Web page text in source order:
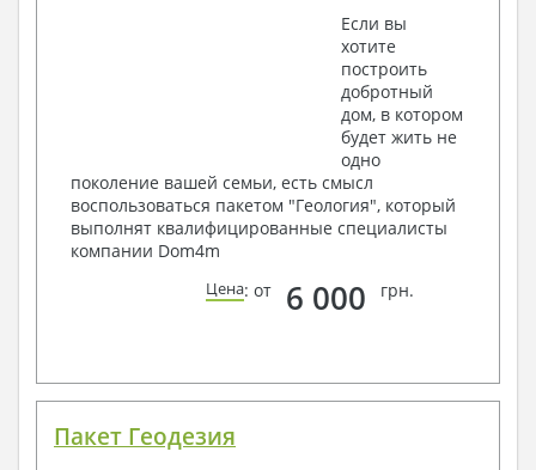
Если вы
хотите
построить
добротный
дом, в котором
будет жить не
одно
поколение вашей семьи, есть смысл
воспользоваться пакетом "Геология", который
выполнят квалифицированные специалисты
компании Dom4m
Цена: от 6 000 грн.
Пакет Геодезия